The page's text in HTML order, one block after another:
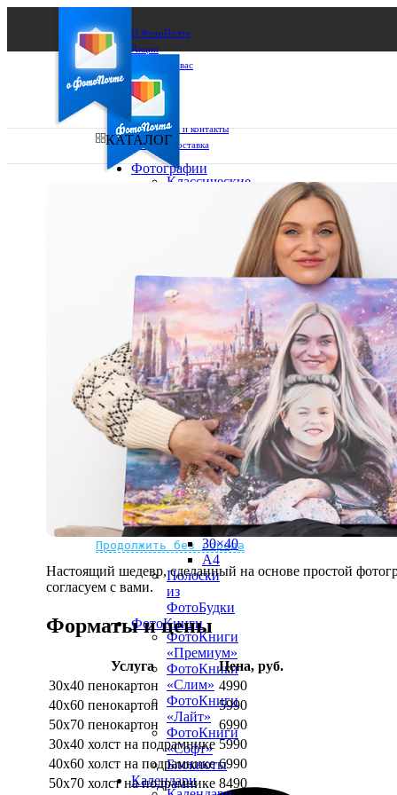
О ФотоПочте
Акции
Сделаем за вас
Бизнесу
FAQ
Франшиза
Поддержка и контакты
Оплата и доставка
Не нашли Ваш город?
Мы доставляем по всему миру
Продолжить без города
КАТАЛОГ
Фотографии
Классические
15х20
20х20
20х30
30х30
30х40
А4
Фото
в
рамке
10х10
10×15
13×18
15×15
15×20
20×20
20×30
30×30
30×40
A4
Полоски
из
ФотоБудки
ФотоКниги
ФотоКниги
«Премиум»
ФотоКниги
«Слим»
ФотоКниги
«Лайт»
ФотоКниги
«Софт»
Блокноты
Календари
Настоящий шедевр, сделанный на основе простой
согласуем с вами.
Форматы и цены
Услуга
Цена, руб.
30х40 пенокартон
4990
40х60 пенокартон
5990
50х70 пенокартон
6990
30х40 холст на подрамнике 5990
40х60 холст на подрамнике 6990
50х70 холст на подрамнике 8490